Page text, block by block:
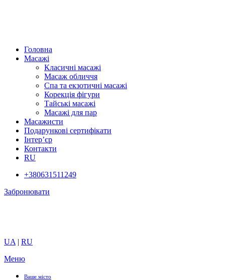
Головна
Масажі
Класичні масажі
Масаж обличчя
Спа та екзотичні масажі
Корекція фігури
Тайські масажі
Масажі для пар
Масажисти
Подарункові сертифікати
Інтер’єр
Контакти
RU
+380631511249
Забронювати
UA | RU
Меню
Ваше місто